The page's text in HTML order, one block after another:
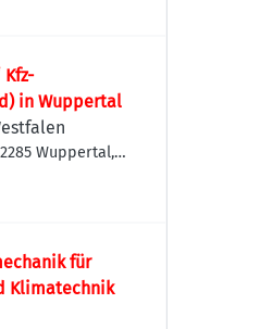
in Wuppertal
Wuppertal,
für
Klimatechnik